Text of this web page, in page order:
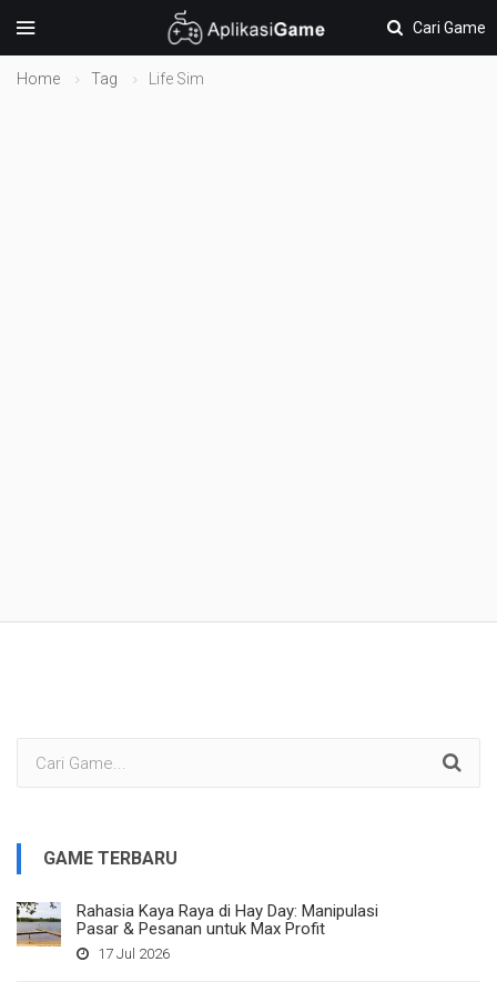
Cari Game
Home Tag Life Sim
GAME TERBARU
Rahasia Kaya Raya di Hay Day: Manipulasi
Pasar & Pesanan untuk Max Profit
17 Jul 2026